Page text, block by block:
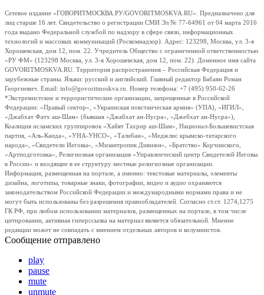
Сетевое издание «ГОВОРИТМОСКВА.РУ/GOVORITMOSKVA.RU». Предназначено для
лиц старше 16 лет. Свидетельство о регистрации СМИ Эл № 77-64961 от 04 марта 2016
года выдано Федеральной службой по надзору в сфере связи, информационных
технологий и массовых коммуникаций (Роскомнадзор). Адрес: 123298, Москва, ул. 3-я
Хорошевская, дом 12, пом. 22. Учредитель Общество с ограниченной ответственностью
«РУ ФМ» (123298 Москва, ул. 3-я Хорошевская, дом 12, пом. 22). Доменное имя сайта
GOVORITMOSKVA.RU. Территория распространения – Российская Федерация и
зарубежные страны. Языки: русский и английский. Главный редактор Бабаян Роман
Георгиевич. Email: info@govoritmoskva.ru. Номер телефона: +7 (495) 950-62-26
*Экстремистские и террористические организации, запрещенные в Российской
Федерации: «Правый сектор», «Украинская повстанческая армия» (УПА), «ИГИЛ»,
«Джабхат Фатх аш-Шам» (бывшая «Джабхат ан-Нусра», «Джебхат ан-Нусра»),
Коалиция исламских группировок «Хайят Тахрир аш-Шам», Национал-Большевистская
партия, «Аль-Каида», «УНА-УНСО», «Талибан», «Меджлис крымско-татарского
народа», «Свидетели Иеговы», «Мизантропик Дивижн», «Братство» Корчинского,
«Артподготовка», Религиозная организация «Управленческий центр Свидетелей Иеговы
в России» и входящие в ее структуру местные религиозные организации.
Информация, размещенная на портале, а именно: текстовые материалы, элементы
дизайна, логотипы, товарные знаки, фотографии, видео и аудио охраняются
законодательством Российской Федерации и международными нормами права и не
могут быть использованы без разрешения правообладателей. Согласно ст.ст. 1274,1275
ГК РФ, при любом использовании материалов, размещенных на портале, в том числе
цитировании, активная гиперссылка на материал является обязательной. Мнение
редакции может не совпадать с мнением отдельных авторов и колумнистов.
Сообщение отправлено
play
pause
mute
unmute